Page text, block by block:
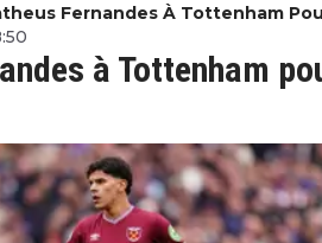
Fernandes À Tottenham
à Tottenham